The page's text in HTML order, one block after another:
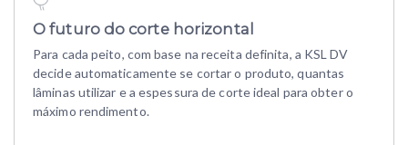
O futuro do corte horizontal
Para cada peito, com base na receita definita, a KSL DV
decide automaticamente se cortar o produto, quantas
lâminas utilizar e a espessura de corte ideal para obter o
máximo rendimento.